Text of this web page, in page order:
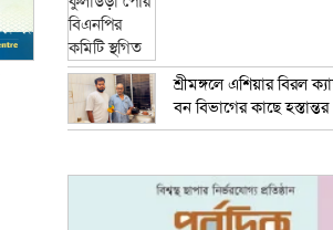
শ্রীমঙ্গলে এশিয়ার বিরল
বন বিভাগের কাছে হস্তান্তর